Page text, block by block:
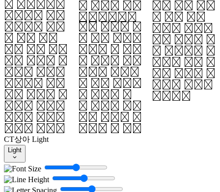
시 없습니다.
음력으로 구월
보름께쯤 저녁
을 일찍 먹고
나서 자기 집에
있는 과실을 밤
이든지 배든지
포도든지 감이
든지 조금만 싸
가지고 약속한
시간에 뒷동산
이나, 앞뜰이
한 편편한 마당
입니다.(집
에서 가까운 곳
은 재미 없습니
다.) 그 조그
만 마당에 미리
준비여 손바닥
만 하게 좁다랗
고 손으로 두
뼘 만하게 길쭉
하게 종이를 오
려서, 그 종이
이’ 혹은 ‘달
과 같이 둥글
게’라 하든지
혹은 ‘달과 같
이 맑게’라 하
든지, 자기 마
음에 좋다고 생
각하는 글귀를
씁니다.
CT상아 Light
Light